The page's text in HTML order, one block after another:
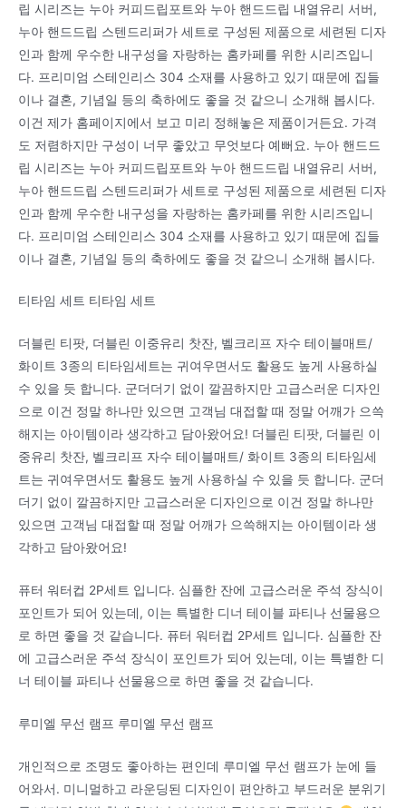
립 시리즈는 누아 커피드립포트와 누아 핸드드립 내열유리 서버,
누아 핸드드립 스텐드리퍼가 세트로 구성된 제품으로 세련된 디자
인과 함께 우수한 내구성을 자랑하는 홈카페를 위한 시리즈입니
다. 프리미엄 스테인리스 304 소재를 사용하고 있기 때문에 집들
이나 결혼, 기념일 등의 축하에도 좋을 것 같으니 소개해 봅시다.
이건 제가 홈페이지에서 보고 미리 정해놓은 제품이거든요. 가격
도 저렴하지만 구성이 너무 좋았고 무엇보다 예뻐요. 누아 핸드드
립 시리즈는 누아 커피드립포트와 누아 핸드드립 내열유리 서버,
누아 핸드드립 스텐드리퍼가 세트로 구성된 제품으로 세련된 디자
인과 함께 우수한 내구성을 자랑하는 홈카페를 위한 시리즈입니
다. 프리미엄 스테인리스 304 소재를 사용하고 있기 때문에 집들
이나 결혼, 기념일 등의 축하에도 좋을 것 같으니 소개해 봅시다.
티타임 세트 티타임 세트
더블린 티팟, 더블린 이중유리 찻잔, 벨크리프 자수 테이블매트/
화이트 3종의 티타임세트는 귀여우면서도 활용도 높게 사용하실
수 있을 듯 합니다. 군더더기 없이 깔끔하지만 고급스러운 디자인
으로 이건 정말 하나만 있으면 고객님 대접할 때 정말 어깨가 으쓱
해지는 아이템이라 생각하고 담아왔어요! 더블린 티팟, 더블린 이
중유리 찻잔, 벨크리프 자수 테이블매트/ 화이트 3종의 티타임세
트는 귀여우면서도 활용도 높게 사용하실 수 있을 듯 합니다. 군더
더기 없이 깔끔하지만 고급스러운 디자인으로 이건 정말 하나만
있으면 고객님 대접할 때 정말 어깨가 으쓱해지는 아이템이라 생
각하고 담아왔어요!
퓨터 워터컵 2P세트 입니다. 심플한 잔에 고급스러운 주석 장식이
포인트가 되어 있는데, 이는 특별한 디너 테이블 파티나 선물용으
로 하면 좋을 것 같습니다. 퓨터 워터컵 2P세트 입니다. 심플한 잔
에 고급스러운 주석 장식이 포인트가 되어 있는데, 이는 특별한 디
너 테이블 파티나 선물용으로 하면 좋을 것 같습니다.
루미엘 무선 램프 루미엘 무선 램프
개인적으로 조명도 좋아하는 편인데 루미엘 무선 램프가 눈에 들
어와서. 미니멀하고 라운딩된 디자인이 편안하고 부드러운 분위기